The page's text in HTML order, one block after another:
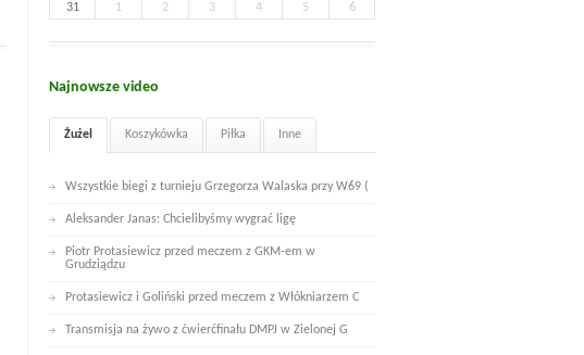
31
1 2 3 4 5 6
Najnowsze video
Żużel Koszykówka Piłka Inne
Wszystkie biegi z turnieju Grzegorza Walaska przy W69 (
Aleksander Janas: Chcielibyśmy wygrać ligę
Piotr Protasiewicz przed meczem z GKM-em w
Grudziądzu
Protasiewicz i Goliński przed meczem z Włókniarzem C
Transmisja na żywo z ćwierćfinału DMPJ w Zielonej G